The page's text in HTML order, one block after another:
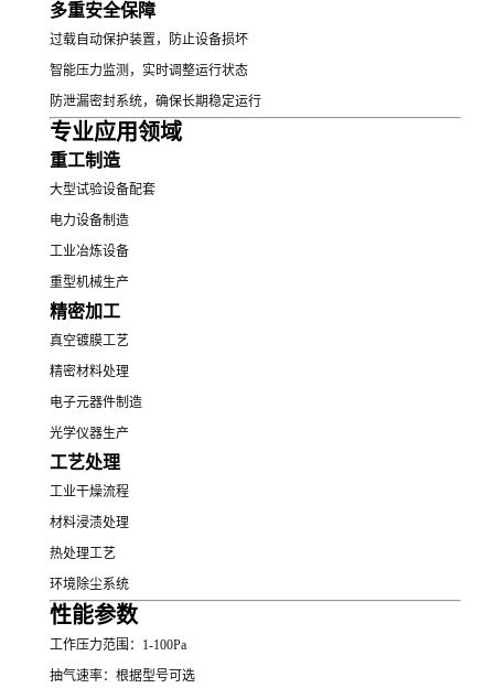
多重安全保障
过载自动保护装置，防止设备损坏
智能压力监测，实时调整运行状态
防泄漏密封系统，确保长期稳定运行
专业应用领域
重工制造
大型试验设备配套
电力设备制造
工业冶炼设备
重型机械生产
精密加工
真空镀膜工艺
精密材料处理
电子元器件制造
光学仪器生产
工艺处理
工业干燥流程
材料浸渍处理
热处理工艺
环境除尘系统
性能参数
工作压力范围：1-100Pa
抽气速率：根据型号可选